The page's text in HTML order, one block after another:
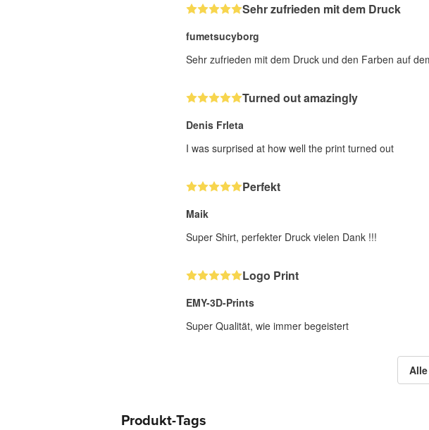
Sehr zufrieden mit dem Druck
fumetsucyborg
Sehr zufrieden mit dem Druck und den Farben auf
Turned out amazingly
Denis Frleta
I was surprised at how well the print turned out
Perfekt
Maik
Super Shirt, perfekter Druck vielen Dank !!!
Logo Print
EMY-3D-Prints
Super Qualität, wie immer begeistert
Produkt-Tags